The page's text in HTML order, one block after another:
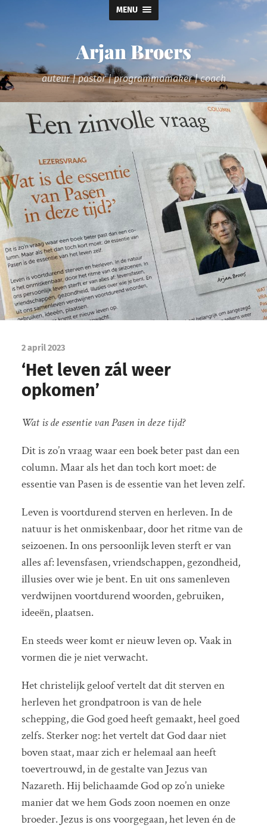
MENU
Arjan Broers
auteur | pastor | programmamaker | coach
2 april 2023
‘Het leven zál weer
opkomen’
Wat is de essentie van Pasen in deze tijd?
Dit is zo’n vraag waar een boek beter past dan een
column. Maar als het dan toch kort moet: de
essentie van Pasen is de essentie van het leven zelf.
Leven is voortdurend sterven en herleven. In de
natuur is het onmiskenbaar, door het ritme van de
seizoenen. In ons persoonlijk leven sterft er van
alles af: levensfasen, vriendschappen, gezondheid,
illusies over wie je bent. En uit ons samenleven
verdwijnen voortdurend woorden, gebruiken,
ideeën, plaatsen.
En steeds weer komt er nieuw leven op. Vaak in
vormen die je niet verwacht.
Het christelijk geloof vertelt dat dit sterven en
herleven het grondpatroon is van de hele
schepping, die God goed heeft gemaakt, heel goed
zelfs. Sterker nog: het vertelt dat God daar niet
boven staat, maar zich er helemaal aan heeft
toevertrouwd, in de gestalte van Jezus van
Nazareth. Hij belichaamde God op zo’n unieke
manier dat we hem Gods zoon noemen en onze
broeder. Jezus is ons voorgegaan, het leven én de